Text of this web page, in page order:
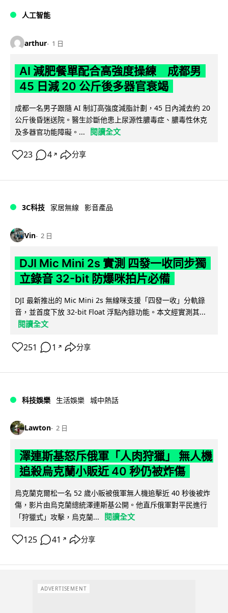
人工智能
arthur 1 日
AI 減肥餐單配合高強度操練 成都男
45 日減 20 公斤後多器官衰竭
成都一名男子跟隨 AI 制訂高強度減脂計劃，45 日內減去約 20
公斤後昏迷送院。醫生診斷他患上尿源性膿毒症、膿毒性休克
及多器官功能障礙。...
閱讀全文
23 4 ↗ 分享
3C科技 家居無線 影音產品
Vin 2 日
DJI Mic Mini 2s 實測 四發一收同步獨
立錄音 32-bit 防爆咪拍片必備
DJI 最新推出的 Mic Mini 2s 無線咪支援「四發一收」分軌錄
音，並首度下放 32-bit Float 浮點內錄功能。本文經實測其...
閱讀全文
251 1 ↗ 分享
科技娛樂 生活娛樂 城中熱話
Lawton 2 日
澤連斯基怒斥俄軍「人肉狩獵」 無人機
追殺烏克蘭小販近 40 秒仍被炸傷
烏克蘭克爾松一名 52 歲小販被俄軍無人機追擊近 40 秒後被炸
傷，影片由烏克蘭總統澤連斯基公開。他直斥俄軍對平民進行
「狩獵式」攻擊，烏克蘭...
閱讀全文
125 41 ↗ 分享
ADVERTISEMENT